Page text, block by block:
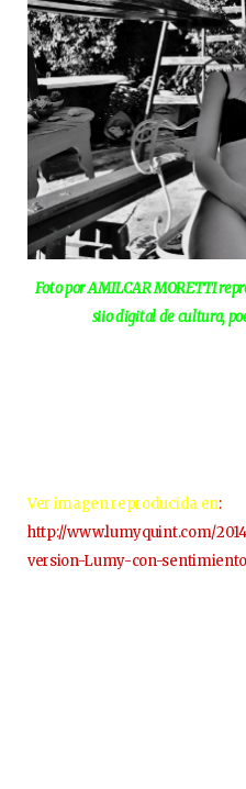
Foto por AMILCAR MORETTI
siio digital de cultura,
Ver imagen reproducida en:
http://www.lumyquint.com/
version-Lumy-con-